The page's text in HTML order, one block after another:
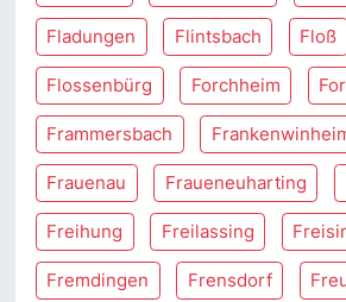
Fladungen Flintsbach Floß
Flossenbürg Forchheim
Frammersbach
Frauenau Fraueneuharting
Freihung Freilassing
Fremdingen Frensdorf